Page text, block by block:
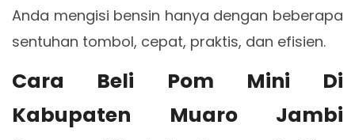
Anda mengisi bensin hanya dengan beberapa
sentuhan tombol, cepat, praktis, dan efisien.
Cara Beli Pom Mini Di
Kabupaten Muaro Jambi